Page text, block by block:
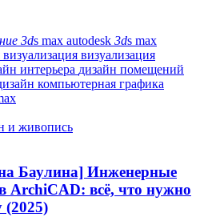
3ds max autodesk 3ds max
визуализация
интерьера дизайн помещений
компьютерная графика
и живопись
Баулина] Инженерные
ArchiCAD: всё, что нужно
(2025)